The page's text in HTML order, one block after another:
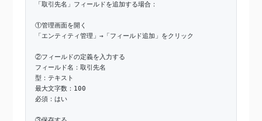
「取引先名」フィールドを追加する場合：
①管理画面を開く
「エンティティ管理」→「フィールド追加」をクリック
②フィールドの定義を入力する
フィールド名：取引先名
型：テキスト
最大文字数：100
必須：はい